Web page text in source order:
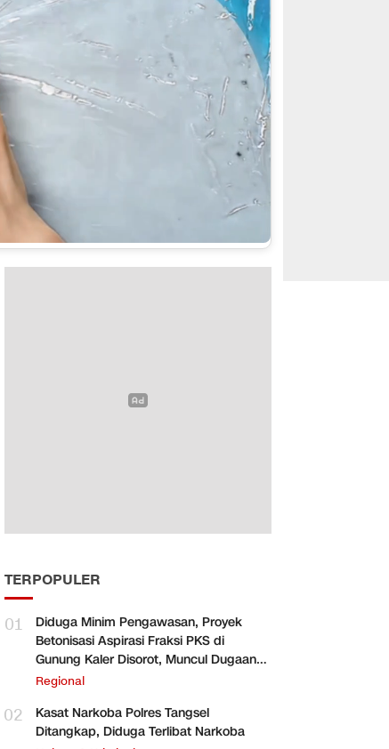
TERPOPULER
01
Diduga Minim Pengawasan, Proyek
Betonisasi Aspirasi Fraksi PKS di
Gunung Kaler Disorot, Muncul Dugaan
Pengurangan Volume
Regional
02
Kasat Narkoba Polres Tangsel
Ditangkap, Diduga Terlibat Narkoba